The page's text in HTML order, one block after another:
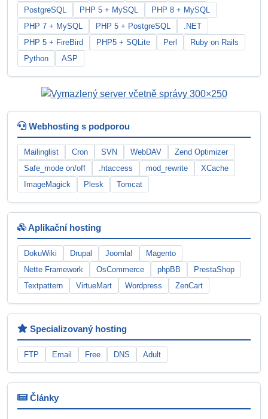
PostgreSQL
PHP 5 + MySQL
PHP 8 + MySQL
PHP 7 + MySQL
PHP 5 + PostgreSQL
.NET
PHP 5 + FireBird
PHP5 + SQLite Perl
Ruby on Rails
Python
ASP
Webhosting s podporou
Mailinglist Cron SVN WebDAV
Zend Optimizer
Safe_mode on/off
.htaccess mod_rewrite
XCache
ImageMagick
Plesk Tomcat
Aplikační hosting
DokuWiki Drupal Joomla!
Magento
Nette Framework
OsCommerce phpBB
PrestaShop
Textpattern
VirtueMart Wordpress ZenCart
Specializovaný hosting
FTP Email Free DNS Adult
Články